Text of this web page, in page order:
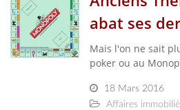
abat ses
Mais l'on ne sait
poker ou au
18 Mars 2016
Affaires